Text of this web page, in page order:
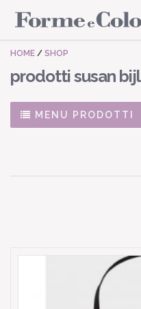
HOME / SHOP
prodotti susan bijl
MENU PRODOTTI